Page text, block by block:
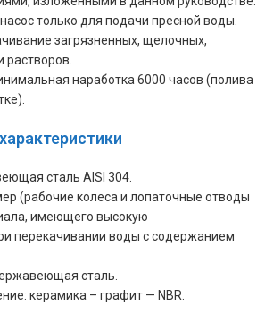
только для подачи пресной воды.
загрязненных, щелочных,
растворов.
наработка 6000 часов (полива
сталь AISI 304.
(рабочие колеса и лопаточные отводы
имеющего высокую
перекачивании воды с содержанием
сталь.
керамика – графит — NBR.